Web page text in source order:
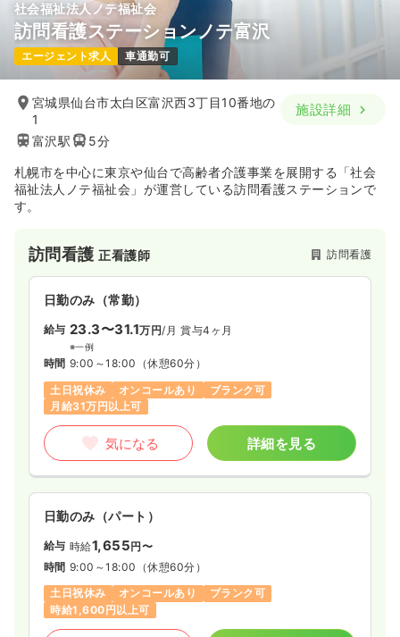
社会福祉法人ノテ福祉会
訪問看護ステーションノテ富沢
エージェント求人 車通勤可
宮城県仙台市太白区富沢西3丁目10番地の
1
富沢駅
5分
施設詳細
札幌市を中心に東京や仙台で高齢者介護事業を展開する「社会
福祉法人ノテ福祉会」が運営している訪問看護ステーションで
す。
訪問看護正看護師 訪問看護
日勤のみ（常勤）
給与 23.3〜31.1万円/月 賞与4ヶ月
※一例
時間 9:00～18:00 （休憩60分）
土日祝休み
オンコールあり
ブランク可
月給31万円以上可
気になる 詳細を見る
日勤のみ（パート）
給与 時給1,655円〜
時間 9:00～18:00 （休憩60分）
土日祝休み
オンコールあり
ブランク可
時給1,600円以上可